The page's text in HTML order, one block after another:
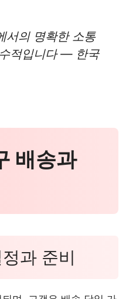
서의 명확한 소통
적입니다 — 한국
배송과
과 준비